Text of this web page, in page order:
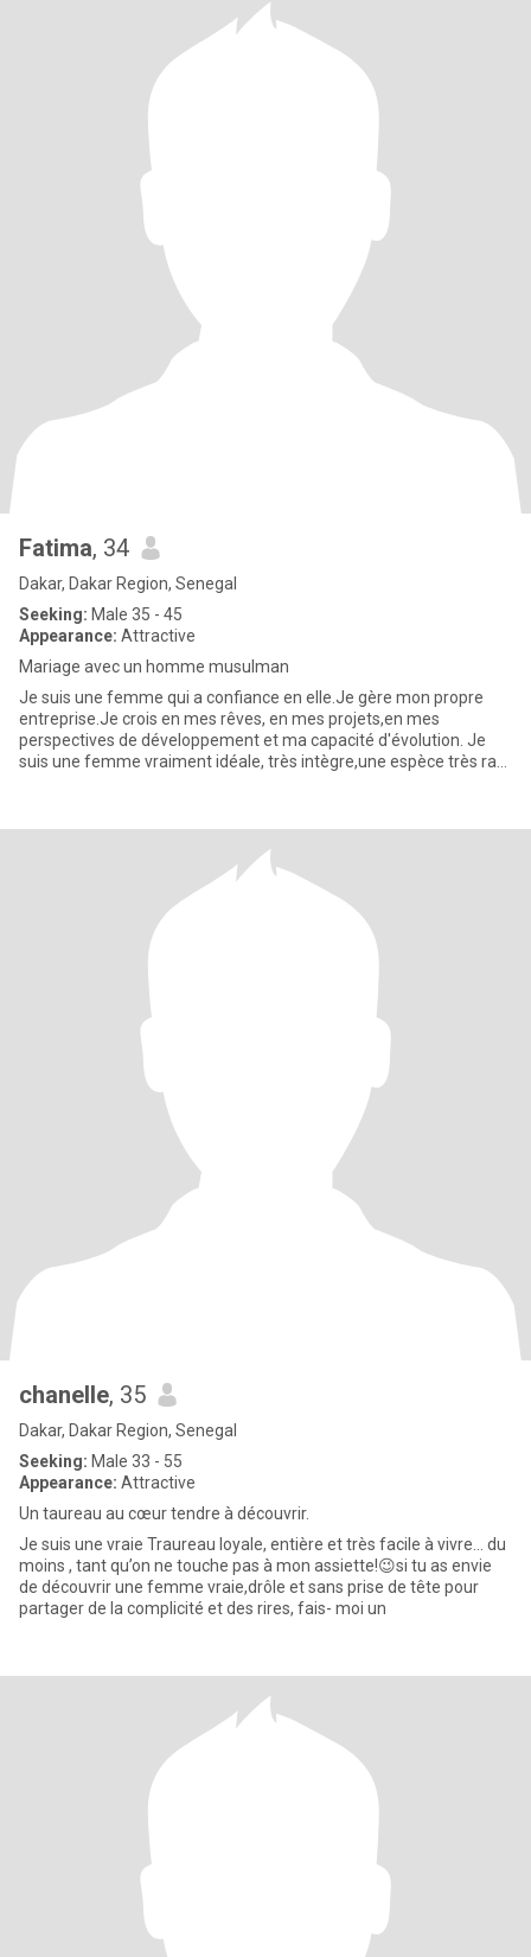
Fatima, 34
Dakar, Dakar Region, Senegal
Seeking: Male 35 - 45
Appearance: Attractive
Mariage avec un homme musulman
Je suis une femme qui a confiance en elle.Je gère mon propre
entreprise.Je crois en mes rêves, en mes projets,en mes
perspectives de développement et ma capacité d'évolution. Je
suis une femme vraiment idéale, très intègre,une espèce très rare
chanelle, 35
Dakar, Dakar Region, Senegal
Seeking: Male 33 - 55
Appearance: Attractive
Un taureau au cœur tendre à découvrir.
Je suis une vraie Traureau loyale, entière et très facile à vivre… du
moins , tant qu’on ne touche pas à mon assiette!😉si tu as envie
de découvrir une femme vraie,drôle et sans prise de tête pour
partager de la complicité et des rires, fais- moi un